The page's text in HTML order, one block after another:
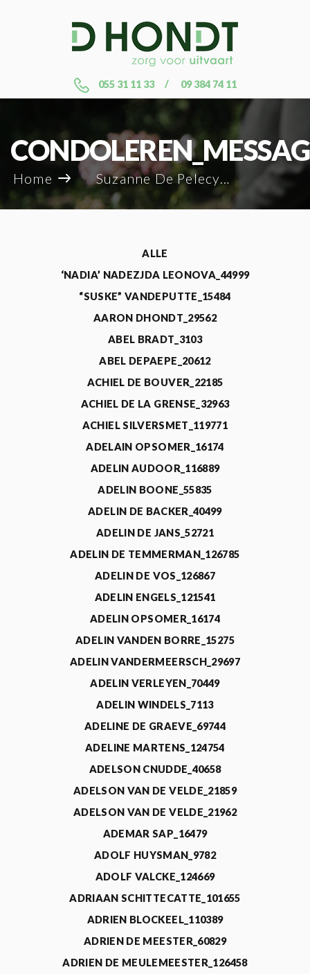
055 31 11 33 09 384 74 11
Home Suzanne De Pelecyn_83530
ALLE
‘NADIA’ NADEZJDA LEONOVA_44999
“SUSKE” VANDEPUTTE_15484
AARON DHONDT_29562
ABEL BRADT_3103
ABEL DEPAEPE_20612
ACHIEL DE BOUVER_22185
ACHIEL DE LA GRENSE_32963
ACHIEL SILVERSMET_119771
ADELAIN OPSOMER_16174
ADELIN AUDOOR_116889
ADELIN BOONE_55835
ADELIN DE BACKER_40499
ADELIN DE JANS_52721
ADELIN DE TEMMERMAN_126785
ADELIN DE VOS_126867
ADELIN ENGELS_121541
ADELIN OPSOMER_16174
ADELIN VANDEN BORRE_15275
ADELIN VANDERMEERSCH_29697
ADELIN VERLEYEN_70449
ADELIN WINDELS_7113
ADELINE DE GRAEVE_69744
ADELINE MARTENS_124754
ADELSON CNUDDE_40658
ADELSON VAN DE VELDE_21859
ADELSON VAN DE VELDE_21962
ADEMAR SAP_16479
ADOLF HUYSMAN_9782
ADOLF VALCKE_124669
ADRIAAN SCHITTECATTE_101655
ADRIEN BLOCKEEL_110389
ADRIEN DE MEESTER_60829
ADRIEN DE MEULEMEESTER_126458